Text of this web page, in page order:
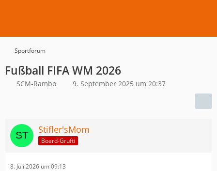
Sportforum
Fußball FIFA WM 2026
SCM-Rambo 9. September 2025 um 20:37
Stifler'sMom
Board-Grufti
8. Juli 2026 um 09:13